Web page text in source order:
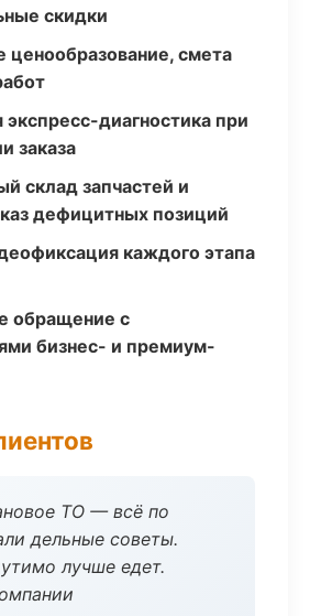
скидки
ценообразование, смета
экспресс-диагностика при
заказа
склад запчастей и
дефицитных позиций
каждого этапа
обращение с
бизнес- и премиум-
ТО — всё по
дельные советы.
лучше едет.